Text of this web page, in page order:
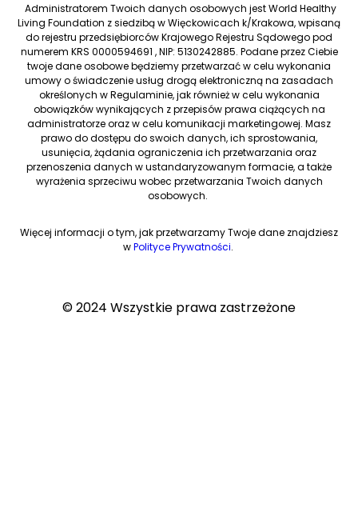
Administratorem Twoich danych osobowych jest World Healthy
Living Foundation z siedzibą w Więckowicach k/Krakowa, wpisaną
do rejestru przedsiębiorców Krajowego Rejestru Sądowego pod
numerem KRS 0000594691 , NIP: 5130242885. Podane przez Ciebie
twoje dane osobowe będziemy przetwarzać w celu wykonania
umowy o świadczenie usług drogą elektroniczną na zasadach
określonych w Regulaminie, jak również w celu wykonania
obowiązków wynikających z przepisów prawa ciążących na
administratorze oraz w celu komunikacji marketingowej. Masz
prawo do dostępu do swoich danych, ich sprostowania,
usunięcia, żądania ograniczenia ich przetwarzania oraz
przenoszenia danych w ustandaryzowanym formacie, a także
wyrażenia sprzeciwu wobec przetwarzania Twoich danych
osobowych.
Więcej informacji o tym, jak przetwarzamy Twoje dane znajdziesz
wPolityce Prywatności.
© 2024 Wszystkie prawa zastrzeżone